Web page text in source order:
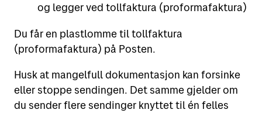
og legger ved tollfaktura (proformafaktura)
Du får en plastlomme til tollfaktura
(proformafaktura) på Posten.
Husk at mangelfull dokumentasjon kan forsinke
eller stoppe sendingen. Det samme gjelder om
du sender flere sendinger knyttet til én felles